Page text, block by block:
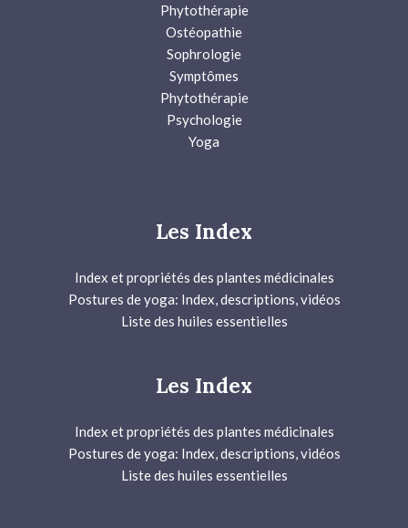
Phytothérapie
Ostéopathie
Sophrologie
Symptômes
Phytothérapie
Psychologie
Yoga
Les Index
Index et propriétés des plantes médicinales
Postures de yoga: Index, descriptions, vidéos
Liste des huiles essentielles
Les Index
Index et propriétés des plantes médicinales
Postures de yoga: Index, descriptions, vidéos
Liste des huiles essentielles